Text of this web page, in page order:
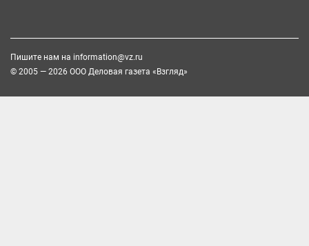
Пишите нам на information@vz.ru
© 2005 — 2026 ООО Деловая газета «Взгляд»